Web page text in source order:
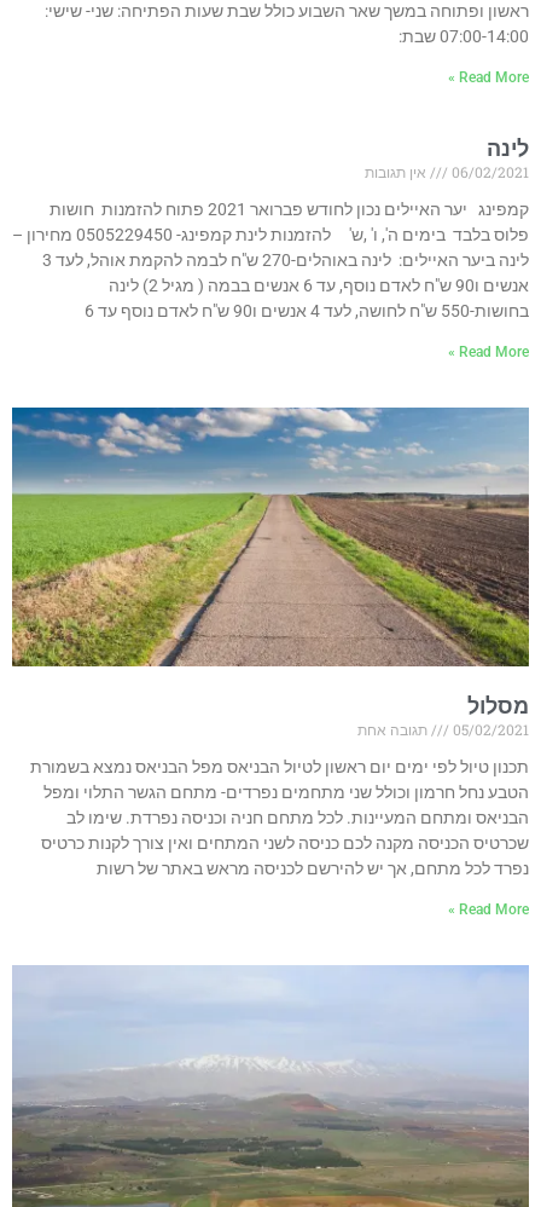
ראשון ופתוחה במשך שאר השבוע כולל שבת שעות הפתיחה: שני- שישי:
07:00-14:00 שבת:
Read More »
לינה
06/02/2021
אין תגובות
קמפינג יער האיילים נכון לחודש פברואר 2021 פתוח להזמנות חושות
פלוס בלבד בימים ה', ו' ,ש' להזמנות לינת קמפינג- 0505229450 מחירון –
לינה ביער האיילים: לינה באוהלים-270 ש"ח לבמה להקמת אוהל, לעד 3
אנשים ו90 ש"ח לאדם נוסף, עד 6 אנשים בבמה ( מגיל 2) לינה
בחושות-550 ש"ח לחושה, לעד 4 אנשים ו90 ש"ח לאדם נוסף עד 6
Read More »
מסלול
05/02/2021
תגובה אחת
תכנון טיול לפי ימים יום ראשון לטיול הבניאס מפל הבניאס נמצא בשמורת
הטבע נחל חרמון וכולל שני מתחמים נפרדים- מתחם הגשר התלוי ומפל
הבניאס ומתחם המעיינות. לכל מתחם חניה וכניסה נפרדת. שימו לב
שכרטיס הכניסה מקנה לכם כניסה לשני המתחים ואין צורך לקנות כרטיס
נפרד לכל מתחם, אך יש להירשם לכניסה מראש באתר של רשות
Read More »